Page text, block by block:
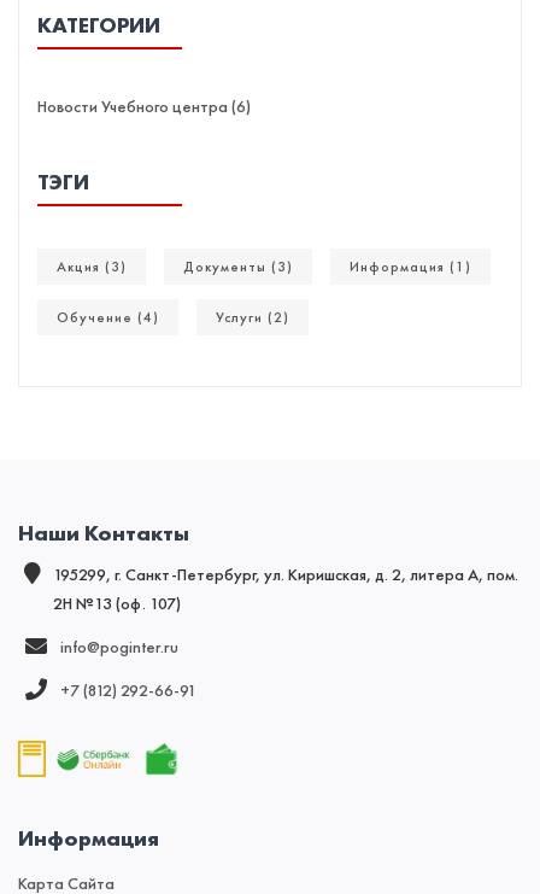
КАТЕГОРИИ
Новости Учебного центра (6)
ТЭГИ
Акция (3) Документы (3) Информация (1)
Обучение (4) Услуги (2)
Наши Контакты
195299, г. Санкт-Петербург, ул. Киришская, д. 2, литера А, пом.
2Н №13 (оф. 107)
info@poginter.ru
+7 (812) 292‑66‑91
Информация
Карта Сайта